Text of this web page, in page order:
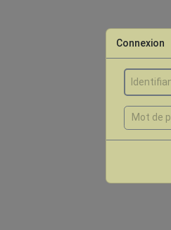
Connexion